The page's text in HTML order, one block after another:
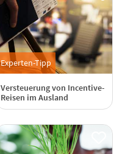
Experten-Tipp
Versteuerung von Incentive-
Reisen im Ausland